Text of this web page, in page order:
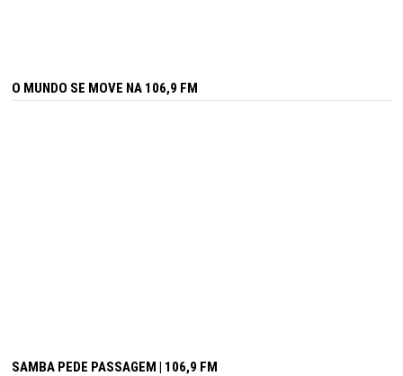
O MUNDO SE MOVE NA 106,9 FM
SAMBA PEDE PASSAGEM | 106,9 FM